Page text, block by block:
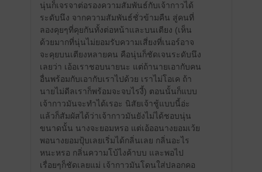
นุ่นก็เจรจาต่อรองความสัมพันธ์กับเจ้ากาวได้
ระดับนึง จากความสัมพันธ์ชั่วข้ามคืน สู่คนที่
ลองคุยๆที่คุยกันทั้งต่อหน้าและบนเตียง (เห็น
ด้วยมากที่นุ่นไม่ยอมรับความเสี่ยงที่เนอร์อาจ
จะคุยบนเตียงหลายคน คือนุ่นก็ชัดเจนระดับนึง
เลยว่า เอ้อเราชอบนายนะ แต่ถ้านายเอากับคน
อื่นพร้อมกับเอากับเราไปด้วย เราไม่โอเค ถ้า
นายไม่ดีลเราก็พร้อมจะจบไรงี้) ตอนนั้นก็แบบ
เจ้ากาวมันจะทำได้เรอะ นิสัยเจ้าชู้แบบนี้อ่ะ
แล้วก็สัมผัสได้ว่าเจ้ากาวมันยังไม่ได้ชอบนุ่น
ขนาดนั้น นางจะยอมหรอ แต่เอ้ออนางยอมเว้ย
พอนางยอมปุ้บเลยเริ่มได้กลิ่นเลย กลิ่นอะไร
หนะหรอ กลิ่นความโบ้ไงค้าบบ และพอไป
เรื่อยๆก็ชัดเลยแม่ เจ้ากาวมันโดนใส่ปลอกคอ